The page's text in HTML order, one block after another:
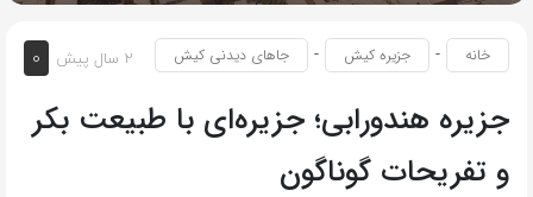
2 سال پیش 0 خانه - جزیره کیش - جاهای دیدنی کیش
جزیره هندورابی؛ جزیره‌ای با طبیعت بکر
و تفریحات گوناگون